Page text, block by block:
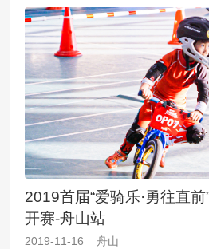
2019首届“爱骑乐·勇往直
开赛-舟山站
2019-11-16 舟山